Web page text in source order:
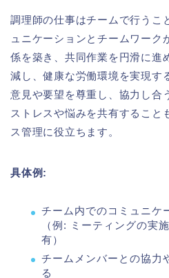
調理師の仕事はチームで行うこ
ュニケーションとチームワーク
係を築き、共同作業を円滑に進
減し、健康な労働環境を実現す
意見や要望を尊重し、協力し合
ストレスや悩みを共有すること
ス管理に役立ちます。
具体例:
チーム内でのコミュニケ
（例: ミーティングの実
有）
チームメンバーとの協力
る